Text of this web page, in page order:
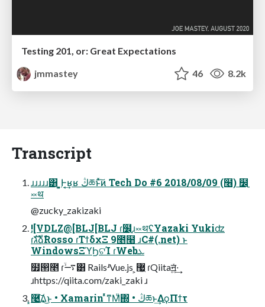
Testing 201, or: Great Expectations
jmmastey
46 8.2k
Transcript
ɹɹɹɹɹ͸ ͍͔͕Ͱ͔͢ʁʁ ڭཆͱͯ͠ͷ Tech Do #6 2018/08/09 (໦) ໼࡚
༞थ
@zucky_zakizaki
![VDLZ@[BLJ[BLJ ɾ໼࡚ɹ༞थʢYazaki Yukiʣ
ɾגࣜձࣾRosso ɾΤϯδχΞ 9೥໨ ɹC#(.net) ͱ
WindowsΞϓϦଟΊ ɾWebܥ
໿൒೥ ɾ࠷ۙ͸ RailsʴVue.js ͕޷͖ ɾQiitaॻ͍ͯ·͢
ɹhttps://qiita.com/zaki_zaki ɹ
͓࿩͢͠Δ͜ͱ • Xamarin ͬͯͳΜͧ΍ • ڭཆͱ͢ΔϙΠϯτ